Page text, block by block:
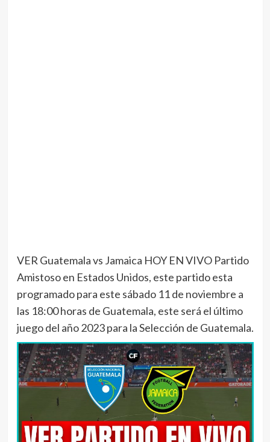
VER Guatemala vs Jamaica HOY EN VIVO Partido
Amistoso en Estados Unidos, este partido esta
programado para este sábado 11 de noviembre a
las 18:00 horas de Guatemala, este será el último
juego del año 2023 para la Selección de Guatemala.